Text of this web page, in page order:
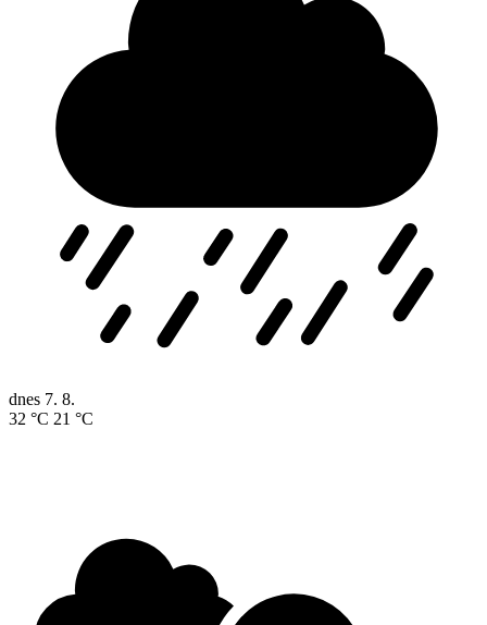
dnes 7. 8.
32 °C 21 °C